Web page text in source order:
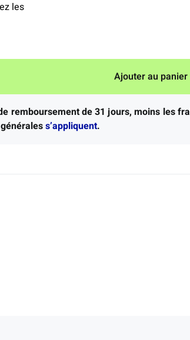
les
Ajouter au panier
remboursement de 31 jours, moins les
s’appliquent.